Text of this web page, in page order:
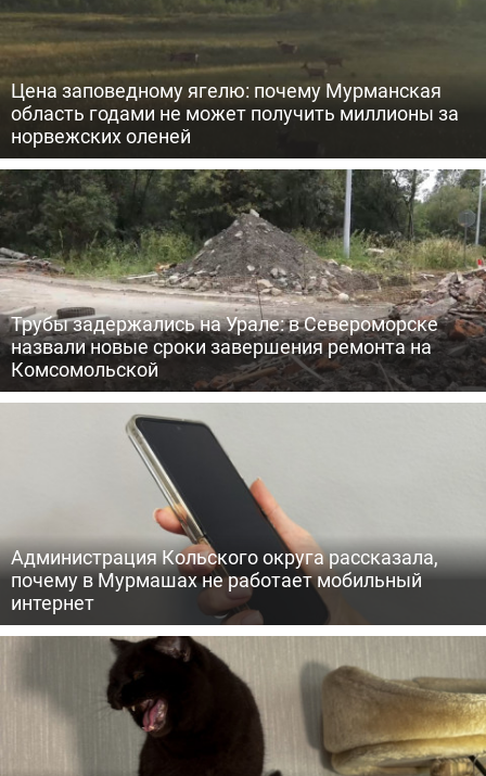
Цена заповедному ягелю: почему Мурманская
область годами не может получить миллионы за
норвежских оленей
Трубы задержались на Урале: в Североморске
назвали новые сроки завершения ремонта на
Комсомольской
Администрация Кольского округа рассказала,
почему в Мурмашах не работает мобильный
интернет